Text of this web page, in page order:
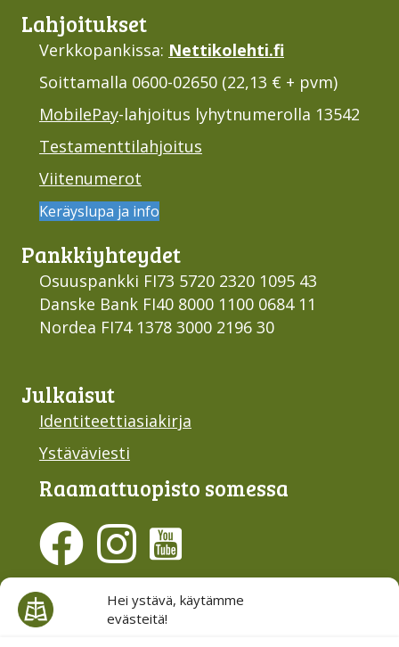
Hei ystävä, käytämme
evästeitä!
Lahjoi­tukset
Verkkopankissa: Nettikolehti.fi
Soittamalla 0600-02650 (22,13 € + pvm)
MobilePay-lahjoitus lyhytnumerolla 13542
Testamenttilahjoitus
Viitenumerot
Keräyslupa ja info
Pankki­yhteydet
Osuuspankki FI73 5720 2320 1095 43
Danske Bank FI40 8000 1100 0684 11
Nordea FI74 1378 3000 2196 30
Julkaisut
Identiteettiasiakirja
Ystäväviesti
Raamattu­opisto somessa
Evästesuostumus
Hallinnoi evästeitä